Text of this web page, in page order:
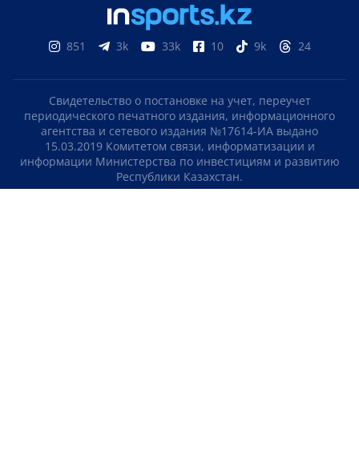
851 3k 33k 10 9k 24
Свидетельство о постановке на учет, переучет
периодического печатного издания, информационного
агентства и сетевого издания №17614-ИА выдано
15.03.2019 Комитетом связи, информатизации и
информации Министерства по инвестициям и развитию
Республики Казахстан.